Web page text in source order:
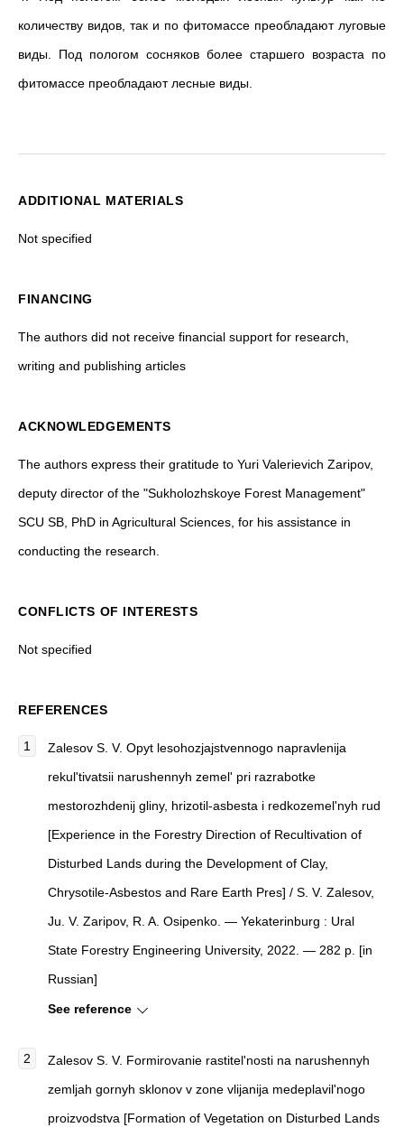
количеству видов, так и по фитомассе преобладают луговые
виды. Под пологом сосняков более старшего возраста по
фитомассе преобладают лесные виды.
ADDITIONAL MATERIALS
Not specified
FINANCING
The authors did not receive financial support for research,
writing and publishing articles
ACKNOWLEDGEMENTS
The authors express their gratitude to Yuri Valerievich Zaripov,
deputy director of the "Sukholozhskoye Forest Management"
SCU SB, PhD in Agricultural Sciences, for his assistance in
conducting the research.
CONFLICTS OF INTERESTS
Not specified
REFERENCES
Zalesov S. V. Opyt lesohozjajstvennogo napravlenija
rekul'tivatsii narushennyh zemel' pri razrabotke
mestorozhdenij gliny, hrizotil-asbesta i redkozemel'nyh rud
[Experience in the Forestry Direction of Recultivation of
Disturbed Lands during the Development of Clay,
Chrysotile-Asbestos and Rare Earth Pres] / S. V. Zalesov,
Ju. V. Zaripov, R. A. Osipenko. — Yekaterinburg : Ural
State Forestry Engineering University, 2022. — 282 p. [in
Russian]
See reference
Zalesov S. V. Formirovanie rastitel'nosti na narushennyh
zemljah gornyh sklonov v zone vlijanija medeplavil'nogo
proizvodstva [Formation of Vegetation on Disturbed Lands